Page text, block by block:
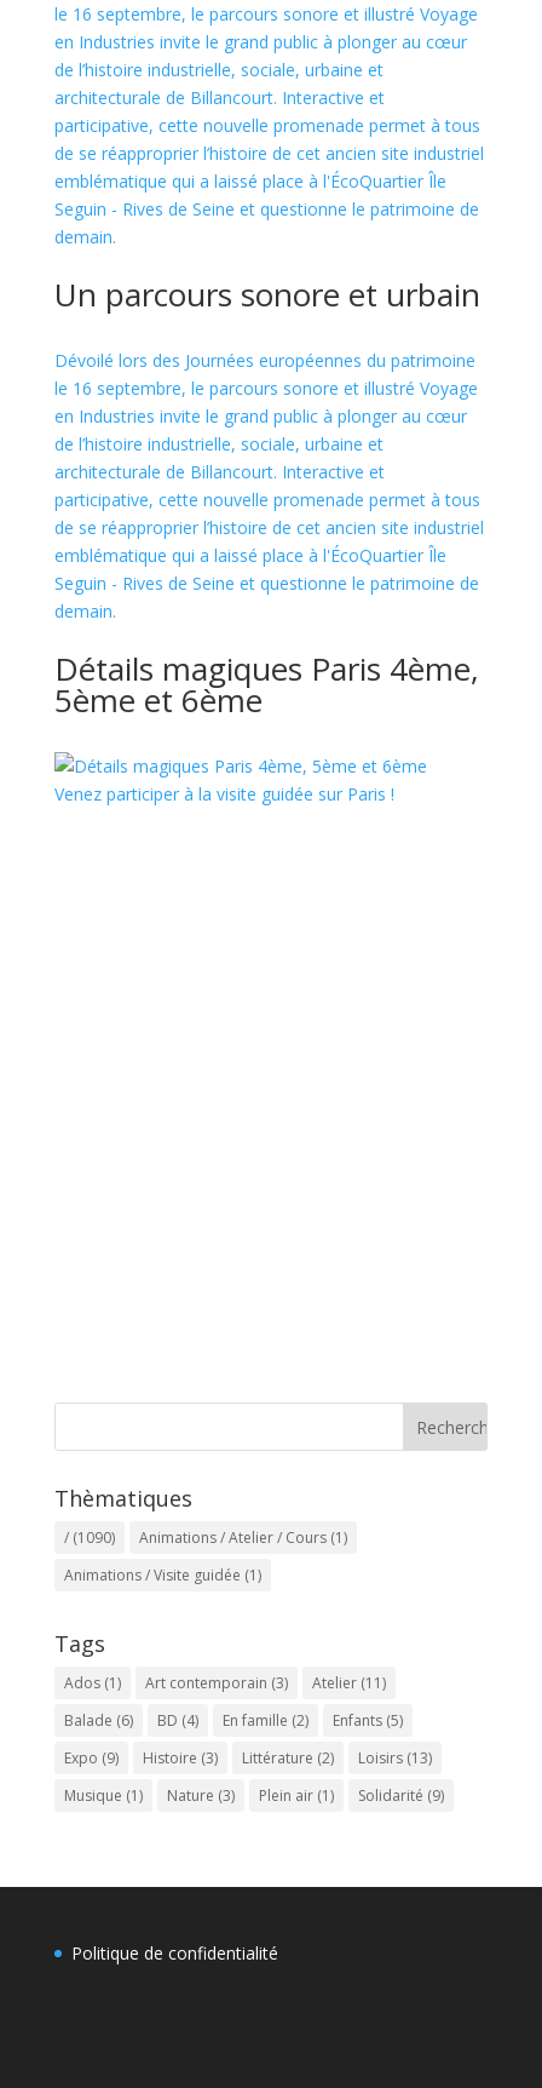
le 16 septembre, le parcours sonore et illustré Voyage
en Industries invite le grand public à plonger au cœur
de l’histoire industrielle, sociale, urbaine et
architecturale de Billancourt. Interactive et
participative, cette nouvelle promenade permet à tous
de se réapproprier l’histoire de cet ancien site industriel
emblématique qui a laissé place à l'ÉcoQuartier Île
Seguin - Rives de Seine et questionne le patrimoine de
demain.
Un parcours sonore et urbain
Dévoilé lors des Journées européennes du patrimoine
le 16 septembre, le parcours sonore et illustré Voyage
en Industries invite le grand public à plonger au cœur
de l’histoire industrielle, sociale, urbaine et
architecturale de Billancourt. Interactive et
participative, cette nouvelle promenade permet à tous
de se réapproprier l’histoire de cet ancien site industriel
emblématique qui a laissé place à l'ÉcoQuartier Île
Seguin - Rives de Seine et questionne le patrimoine de
demain.
Détails magiques Paris 4ème,
5ème et 6ème
Venez participer à la visite guidée sur Paris !
Thèmatiques
/(1090) Animations / Atelier / Cours(1)
Animations / Visite guidée (1)
Tags
Ados(1) Art contemporain (3) Atelier(11)
Balade (6) BD (4) En famille (2) Enfants(5)
Expo (9) Histoire (3) Littérature (2) Loisirs(13)
Musique (1) Nature (3) Plein air(1) Solidarité (9)
Politique de confidentialité